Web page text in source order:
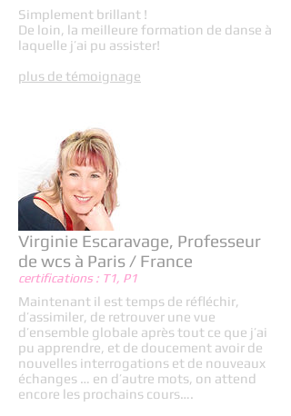
Simplement brillant !
De loin, la meilleure formation de danse à
laquelle j’ai pu assister!
plus de témoignage
Virginie Escaravage, Professeur
de wcs à Paris / France
certifications : T1, P1
Maintenant il est temps de réfléchir,
d’assimiler, de retrouver une vue
d’ensemble globale après tout ce que j’ai
pu apprendre, et de doucement avoir de
nouvelles interrogations et de nouveaux
échanges … en d’autre mots, on attend
encore les prochains cours….